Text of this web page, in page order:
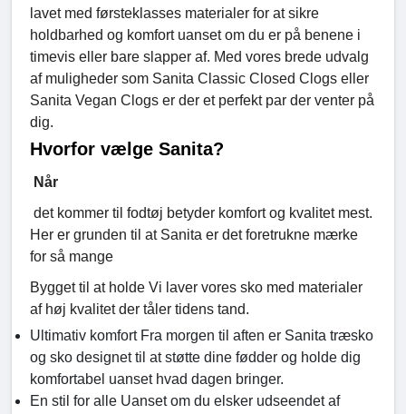
lavet med førsteklasses materialer for at sikre
holdbarhed og komfort uanset om du er på benene i
timevis eller bare slapper af. Med vores brede udvalg
af muligheder som Sanita Classic Closed Clogs eller
Sanita Vegan Clogs er der et perfekt par der venter på
dig.
Hvorfor vælge Sanita?
Når
det kommer til fodtøj betyder komfort og kvalitet mest.
Her er grunden til at Sanita er det foretrukne mærke
for så mange
Bygget til at holde Vi laver vores sko med materialer
af høj kvalitet der tåler tidens tand.
Ultimativ komfort Fra morgen til aften er Sanita træsko
og sko designet til at støtte dine fødder og holde dig
komfortabel uanset hvad dagen bringer.
En stil for alle Uanset om du elsker udseendet af